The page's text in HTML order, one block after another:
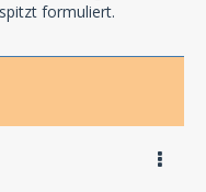
formuliert.